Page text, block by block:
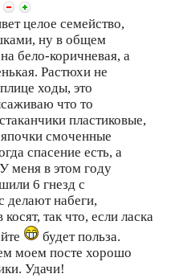
целое семейство,
ну в общем
бело-коричневая, а
Растюхи не
ходы, это
что то
пластиковые,
смоченные
спасение есть, а
меня в этом году
6 гнезд с
делают набеги,
так что, если ласка
будет польза.
моем посте хорошо
Удачи!